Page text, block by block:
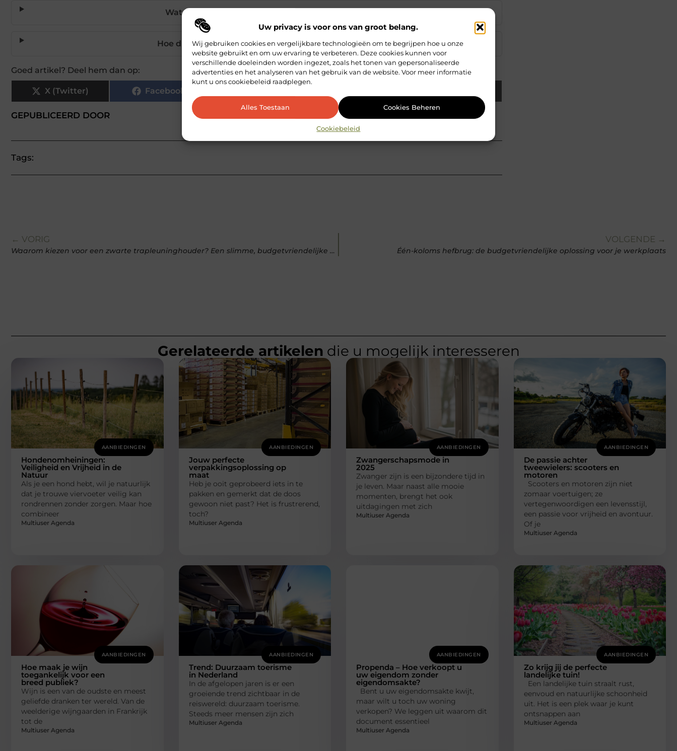
Uw privacy is voor ons van groot belang.
Wij gebruiken cookies en vergelijkbare technologieën om te begrijpen hoe u onze
website gebruikt en om uw ervaring te verbeteren. Deze cookies kunnen voor
verschillende doeleinden worden ingezet, zoals het tonen van gepersonaliseerde
advertenties en het analyseren van het gebruik van de website. Voor meer informatie
kunt u ons cookiebeleid raadplegen.
Alles Toestaan Cookies Beheren
Cookiebeleid
Wat is de toekomst van metaalbewerking? ▼
Hoe draagt buislaseren bij aan duurzaamheid?
Goed artikel? Deel hem dan op:
X (Twitter) Facebook
GEPUBLICEERD DOOR Dirk van Tiel
Tags:
← VORIG
Waarom kiezen voor een zwarte trapleuninghouder? Een slimme, budgetvriendelijke optie
VOLGENDE →
Één-koloms hefbrug: de budgetvriendelijke oplossing voor je werkplaats
Gerelateerde artikelen die u mogelijk interesseren
AANBIEDINGEN
Hondenomheiningen:
Veiligheid en Vrijheid in de
Natuur
Als je een hond hebt, wil je natuurlijk
dat je trouwe viervoeter veilig kan
rondrennen zonder zorgen. Maar hoe
combineer
Multiuser Agenda
AANBIEDINGEN
Jouw perfecte
verpakkingsoplossing op
maat
Heb je ooit geprobeerd iets in te
pakken en gemerkt dat de doos
gewoon niet past? Het is frustrerend,
toch?
Multiuser Agenda
AANBIEDINGEN
Zwangerschapsmode in
2025
Zwanger zijn is een bijzondere tijd in
je leven. Maar naast alle mooie
momenten, brengt het ook
uitdagingen met zich
Multiuser Agenda
AANBIEDINGEN
De passie achter
tweewielers: scooters en
motoren
Scooters en motoren zijn niet
zomaar voertuigen; ze
vertegenwoordigen een levensstijl,
een passie voor vrijheid en avontuur.
Of je
Multiuser Agenda
AANBIEDINGEN
Hoe maak je wijn
toegankelijk voor een
breed publiek?
Wijn is een van de oudste en meest
geliefde dranken ter wereld. Van de
weelderige wijngaarden in Frankrijk
tot de
Multiuser Agenda
AANBIEDINGEN
Trend: Duurzaam toerisme
in Nederland
In de afgelopen jaren is er een
groeiende trend zichtbaar in de
reiswereld: duurzaam toerisme.
Steeds meer mensen zijn zich
Multiuser Agenda
AANBIEDINGEN
Propenda – Hoe verkoopt u
uw eigendom zonder
eigendomsakte?
Bent u uw eigendomsakte kwijt,
maar wilt u toch uw woning
verkopen? We leggen uit waarom dit
document essentieel
Multiuser Agenda
AANBIEDINGEN
Zo krijg jij de perfecte
landelijke tuin!
Een landelijke tuin straalt rust,
eenvoud en natuurlijke schoonheid
uit. Het is een plek waar je kunt
ontsnappen aan
Multiuser Agenda